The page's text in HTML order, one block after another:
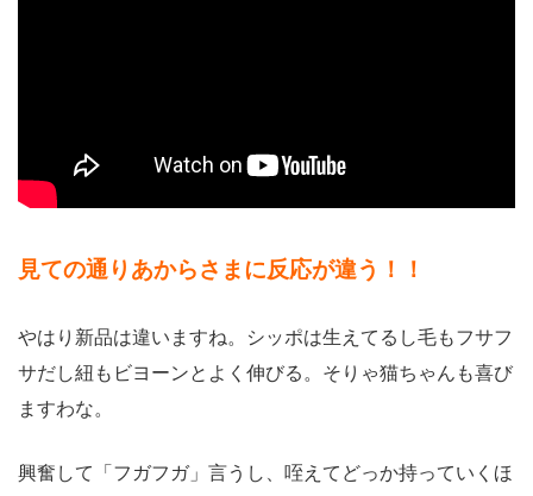
見ての通りあからさまに反応が違う！！
やはり新品は違いますね。シッポは生えてるし毛もフサフ
サだし紐もビヨーンとよく伸びる。そりゃ猫ちゃんも喜び
ますわな。
興奮して「フガフガ」言うし、咥えてどっか持っていくほ